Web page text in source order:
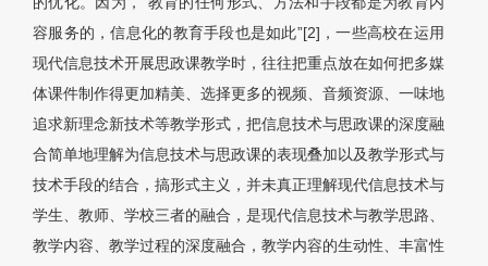
容服务的，信息化的教育手段也是如此”[2]，一些高校在运用
现代信息技术开展思政课教学时，往往把重点放在如何把多媒
体课件制作得更加精美、选择更多的视频、音频资源、一味地
追求新理念新技术等教学形式，把信息技术与思政课的深度融
合简单地理解为信息技术与思政课的表现叠加以及教学形式与
技术手段的结合，搞形式主义，并未真正理解现代信息技术与
学生、教师、学校三者的融合，是现代信息技术与教学思路、
教学内容、教学过程的深度融合，教学内容的生动性、丰富性